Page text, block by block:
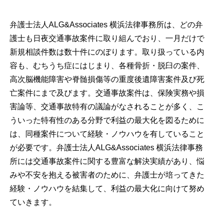
弁護士法人ALG&Associates 横浜法律事務所は、どの弁
護士も日夜交通事故案件に取り組んでおり、一月だけで
新規相談件数は数十件にのぼります。取り扱っている内
容も、むちうち症にはじまり、各種骨折・脱臼の案件、
高次脳機能障害や脊髄損傷等の重度後遺障害案件及び死
亡案件にまで及びます。交通事故案件は、保険実務や損
害論等、交通事故特有の議論がなされることが多く、こ
ういった特有性のある分野で利益の最大化を図るために
は、同種案件について経験・ノウハウを有していること
が必要です。弁護士法人ALG&Associates 横浜法律事務
所には交通事故案件に関する豊富な解決実績があり、悩
みや不安を抱える被害者のために、弁護士が培ってきた
経験・ノウハウを結集して、利益の最大化に向けて努め
ていきます。